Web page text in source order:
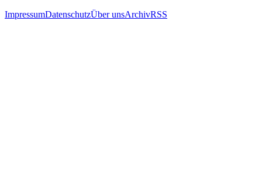
ImpressumDatenschutzÜber unsArchivRSS